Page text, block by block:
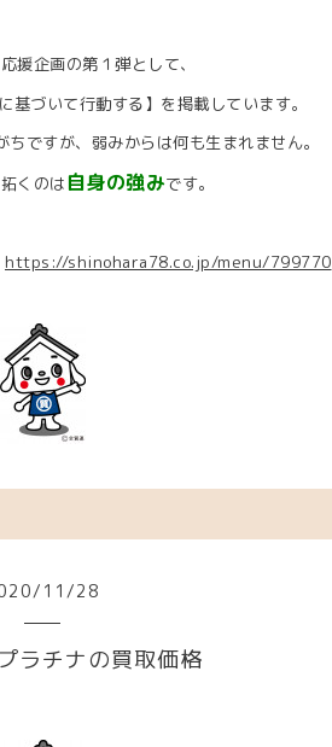
援企画の第１弾として、
づいて行動する】を掲載しています。
ですが、弱みからは何も生まれません。
くのは自身の強みです。
https://shinohara78.co.jp/menu/799770
/ 11 /28
ラチナの買取価格